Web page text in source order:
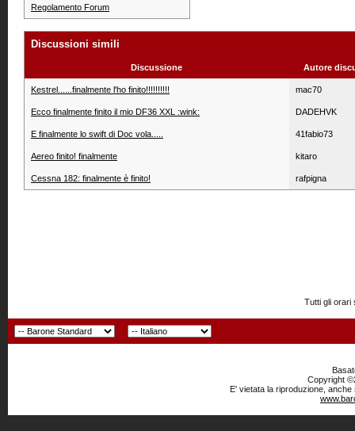
Regolamento Forum
Discussioni simili
Discussione Autore
Kestrel......finalmente l'ho finito!!!!!!!!!! mac70
Ecco finalmente finito il mio DF36 XXL :wink: DADEHVK
E finalmente lo swift di Doc vola..... 41fabio73
Aereo finito! finalmente kitaro
Cessna 182: finalmente è finito! rafpigna
Tutti gli orari
Copyright
E' vietata la riproduzione,